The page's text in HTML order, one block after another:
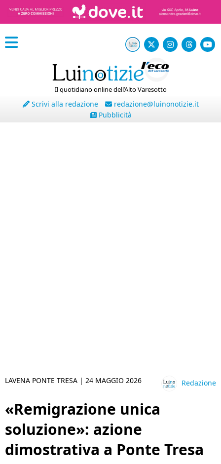
Il quotidiano online dell’Alto Varesotto
Scrivi alla redazione
redazione@luinonotizie.it
Pubblicità
LAVENA PONTE TRESA | 24 MAGGIO 2026 Redazione
«Remigrazione unica
soluzione»: azione
dimostrativa a Ponte Tresa